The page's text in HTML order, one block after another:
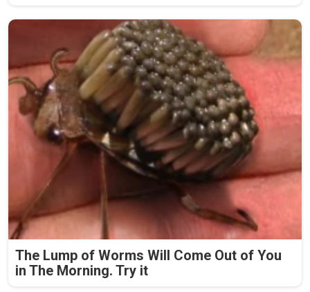
The Lump of Worms Will Come Out of You
in The Morning. Try it